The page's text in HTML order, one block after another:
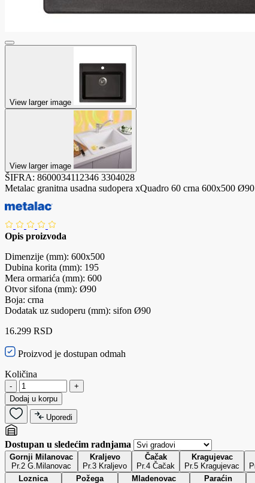
View larger image
View larger image
ŠIFRA: 8600034112346 3304028
Metalac granitna usadna sudopera xQuadro 60 crna 600x500 Ø90
Opis proizvoda
Dimenzije (mm): 600x500
Dubina korita (mm): 195
Mera ormarića (mm): 600
Otvor sifona (mm): Ø90
Boja: crna
Dodatak uz sudoperu (mm): sifon Ø90
16.299 RSD
Proizvod je dostupan odmah
Količina
-
+
Dodaj u korpu
Uporedi
Dostupan u sledećim radnjama
Gornji Milanovac
Pr.2 G.Milanovac
Kraljevo
Pr.3 Kraljevo
Čačak
Pr.4 Čačak
Kragujevac
Pr.5 Kragujevac
Loznica
Požega
Mladenovac
Paraćin